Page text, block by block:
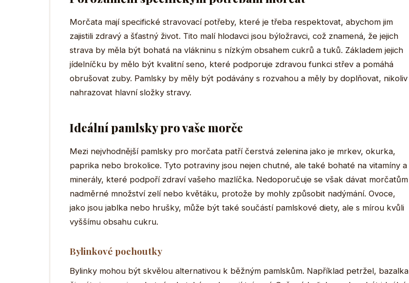
Morčata mají specifické stravovací potřeby, které je třeba respektovat, abychom jim
zajistili zdravý a šťastný život. Tito malí hlodavci jsou býložravci, což znamená, že jejich
strava by měla být bohatá na vlákninu s nízkým obsahem cukrů a tuků. Základem jejich
jídelníčku by mělo být kvalitní seno, které podporuje zdravou funkci střev a pomáhá
obrušovat zuby. Pamlsky by měly být podávány s rozvahou a měly by doplňovat, nikoliv
nahrazovat hlavní složky stravy.
Ideální pamlsky pro vaše morče
Mezi nejvhodnější pamlsky pro morčata patří čerstvá zelenina jako je mrkev, okurka,
paprika nebo brokolice. Tyto potraviny jsou nejen chutné, ale také bohaté na vitamíny a
minerály, které podpoří zdraví vašeho mazlíčka. Nedoporučuje se však dávat morčatům
nadměrné množství zelí nebo květáku, protože by mohly způsobit nadýmání. Ovoce,
jako jsou jablka nebo hrušky, může být také součástí pamlskové diety, ale s mírou kvůli
vyššímu obsahu cukru.
Bylinkové pochoutky
Bylinky mohou být skvělou alternativou k běžným pamlskům. Například petržel, bazalka